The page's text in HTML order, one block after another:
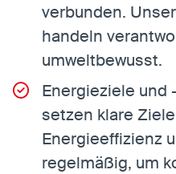
verbunden.
handeln
umweltbewusst.
Energieziele und
setzen klare
Energieeffizienz
regelmäßig, um